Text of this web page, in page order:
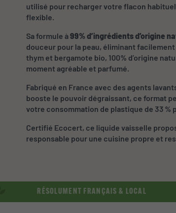
utilisé pour recharger votre flacon
flexible.
Sa formule à99% d’ingrédients d’origine
douceur pour la peau, éliminant
thym et bergamote bio, 100% d’origine
moment agréable et parfumé.
Fabriqué en France avec des agents
booste le pouvoir dégraissant, ce format
votre consommation de plastique de 33 %
Certifié Ecocert, ce liquide vaisselle
responsable pour une cuisine propre et
FRANÇAIS & LOCAL